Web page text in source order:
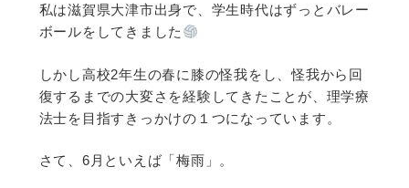
私は滋賀県大津市出身で、学生時代はずっとバレー
ボールをしてきました
しかし高校2年生の春に膝の怪我をし、怪我から回
復するまでの大変さを経験してきたことが、理学療
法士を目指すきっかけの１つになっています。
さて、6月といえば「梅雨」。